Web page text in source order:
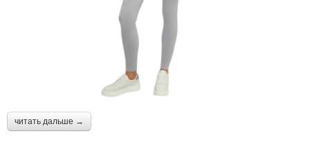
читать дальше →